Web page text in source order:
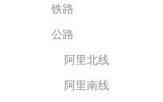
铁路
公路
阿里北线
阿里南线